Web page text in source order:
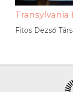
Transylvania
Fitos Dezső